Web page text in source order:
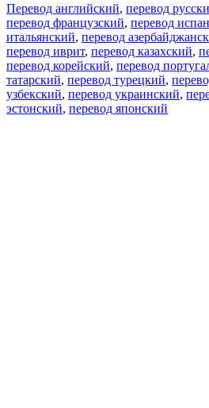
Перевод английский, перевод
перевод французский, перевод
итальянский, перевод
перевод иврит, перевод казахский,
перевод корейский, перевод
татарский, перевод турецкий,
узбекский, перевод украинский,
эстонский, перевод японский